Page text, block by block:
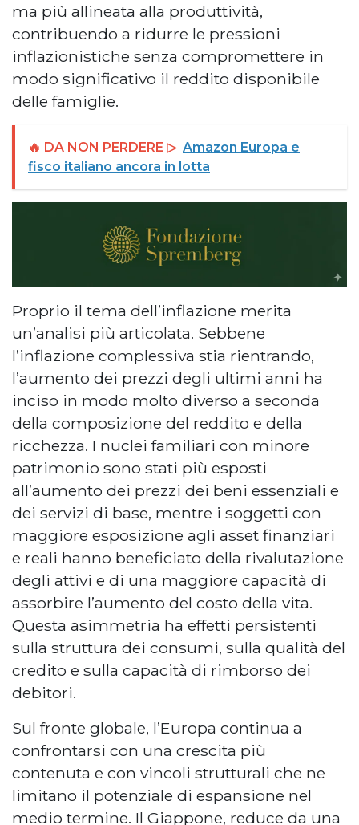
ma più allineata alla produttività,
contribuendo a ridurre le pressioni
inflazionistiche senza compromettere in
modo significativo il reddito disponibile
delle famiglie.
🔥 DA NON PERDERE ▷ Amazon Europa e
fisco italiano ancora in lotta
Proprio il tema dell’inflazione merita
un’analisi più articolata. Sebbene
l’inflazione complessiva stia rientrando,
l’aumento dei prezzi degli ultimi anni ha
inciso in modo molto diverso a seconda
della composizione del reddito e della
ricchezza. I nuclei familiari con minore
patrimonio sono stati più esposti
all’aumento dei prezzi dei beni essenziali e
dei servizi di base, mentre i soggetti con
maggiore esposizione agli asset finanziari
e reali hanno beneficiato della rivalutazione
degli attivi e di una maggiore capacità di
assorbire l’aumento del costo della vita.
Questa asimmetria ha effetti persistenti
sulla struttura dei consumi, sulla qualità del
credito e sulla capacità di rimborso dei
debitori.
Sul fronte globale, l’Europa continua a
confrontarsi con una crescita più
contenuta e con vincoli strutturali che ne
limitano il potenziale di espansione nel
medio termine. Il Giappone, reduce da una